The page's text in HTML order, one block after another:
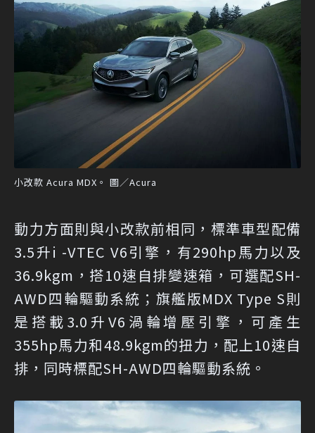
小改款 Acura MDX。 圖／Acura
動力方面則與小改款前相同，標準車型配備
3.5升i -VTEC V6引擎，有290hp馬力以及
36.9kgm，搭10速自排變速箱，可選配SH-
AWD四輪驅動系統；旗艦版MDX Type S則
是搭載3.0升V6渦輪增壓引擎，可產生
355hp馬力和48.9kgm的扭力，配上10速自
排，同時標配SH-AWD四輪驅動系統。